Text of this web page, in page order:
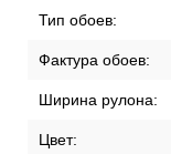
Тип обоев:
Фактура обоев:
Ширина рулона:
Цвет: